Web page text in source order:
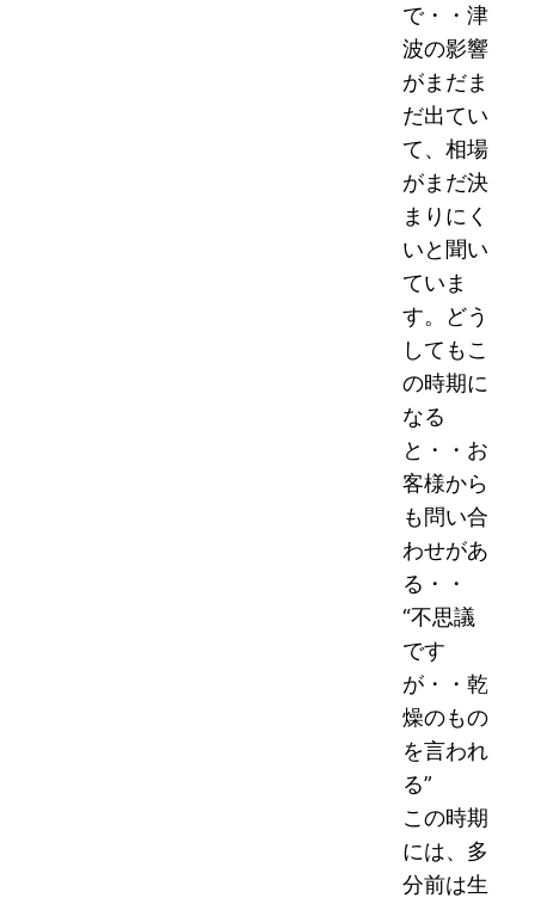
で・・津
波の影響
がまだま
だ出てい
て、相場
がまだ決
まりにく
いと聞い
ていま
す。どう
してもこ
の時期に
なる
と・・お
客様から
も問い合
わせがあ
る・・
“不思議
です
が・・乾
燥のもの
を言われ
る”
この時期
には、多
分前は生